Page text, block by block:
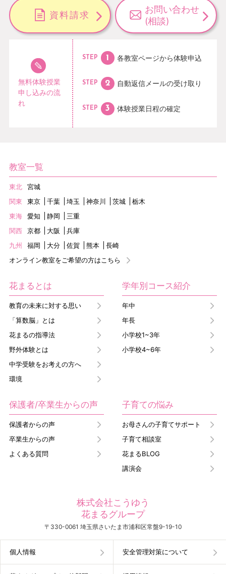
資料請求
お問い合わせ
(相談)
無料体験授業
申し込みの流
れ
STEP 各教室ページから体験申込
STEP 自動返信メールの受け取り
STEP 体験授業日程の確定
教室一覧
東北
宮城
関東
東京 千葉 埼玉 神奈川 茨城
栃木
東海
愛知 静岡
三重
関西
京都 大阪
兵庫
九州
福岡 大分 佐賀 熊本
長崎
オンライン教室をご希望の方はこちら
花まるとは
教育の未来に対する思い
「算数脳」とは
花まるの指導法
野外体験とは
中学受験をお考えの方へ
環境
学年別コース紹介
年中
年長
小学校1~3年
小学校4~6年
保護者/卒業生からの声
保護者からの声
卒業生からの声
よくある質問
子育ての悩み
お母さんの子育てサポート
子育て相談室
花まるBLOG
講演会
株式会社こうゆう
花まるグループ
〒330-0061 埼玉県さいたま市浦和区常盤9-19-10
個人情報 安全管理対策について